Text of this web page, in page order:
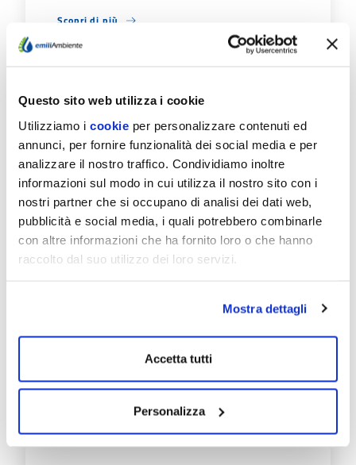
Questo sito web utilizza i cookie
Utilizziamo i cookie per personalizzare contenuti ed
annunci, per fornire funzionalità dei social media e per
analizzare il nostro traffico. Condividiamo inoltre
informazioni sul modo in cui utilizza il nostro sito con i
nostri partner che si occupano di analisi dei dati web,
pubblicità e social media, i quali potrebbero combinarle
con altre informazioni che ha fornito loro o che hanno
raccolto dal suo utilizzo dei loro servizi.
Mostra dettagli
Accetta tutti
Personalizza
Scopri di più
09/07/26
FONTANELLATO E
SALSOMAGGIORE TERME:
IL 20 E 21/7 CHIUSURE
AGLI SPORTELLI
EmiliAmbiente informa che: Lunedì 20 luglio
Fontanellato, normalmente aperto in